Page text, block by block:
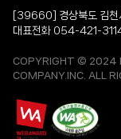
[39660] 경상북도 김천
대표전화 054-421-
COPYRIGHT © 2024
COMPANY.INC. ALL